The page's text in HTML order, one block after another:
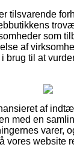
tilsvarende
som
af
brug til at
af
med en
varer,
vores website